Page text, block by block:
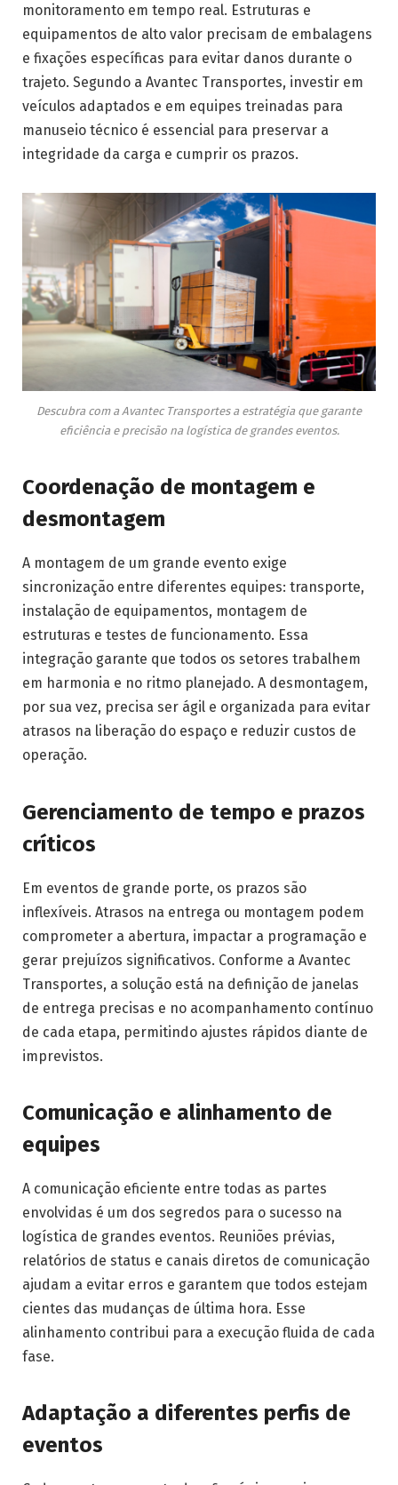
monitoramento em tempo real. Estruturas e
equipamentos de alto valor precisam de embalagens
e fixações específicas para evitar danos durante o
trajeto. Segundo a Avantec Transportes, investir em
veículos adaptados e em equipes treinadas para
manuseio técnico é essencial para preservar a
integridade da carga e cumprir os prazos.
Descubra com a Avantec Transportes a estratégia que garante
eficiência e precisão na logística de grandes eventos.
Coordenação de montagem e
desmontagem
A montagem de um grande evento exige
sincronização entre diferentes equipes: transporte,
instalação de equipamentos, montagem de
estruturas e testes de funcionamento. Essa
integração garante que todos os setores trabalhem
em harmonia e no ritmo planejado. A desmontagem,
por sua vez, precisa ser ágil e organizada para evitar
atrasos na liberação do espaço e reduzir custos de
operação.
Gerenciamento de tempo e prazos
críticos
Em eventos de grande porte, os prazos são
inflexíveis. Atrasos na entrega ou montagem podem
comprometer a abertura, impactar a programação e
gerar prejuízos significativos. Conforme a Avantec
Transportes, a solução está na definição de janelas
de entrega precisas e no acompanhamento contínuo
de cada etapa, permitindo ajustes rápidos diante de
imprevistos.
Comunicação e alinhamento de
equipes
A comunicação eficiente entre todas as partes
envolvidas é um dos segredos para o sucesso na
logística de grandes eventos. Reuniões prévias,
relatórios de status e canais diretos de comunicação
ajudam a evitar erros e garantem que todos estejam
cientes das mudanças de última hora. Esse
alinhamento contribui para a execução fluida de cada
fase.
Adaptação a diferentes perfis de
eventos